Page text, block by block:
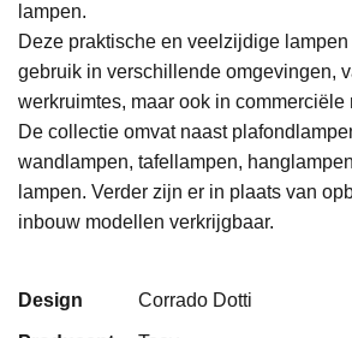
lampen.
Deze praktische en veelzijdige
gebruik in verschillende omgevingen,
werkruimtes, maar ook in commerciële
De collectie omvat naast
wandlampen, tafellampen,
lampen. Verder zijn er in plaats van
inbouw modellen verkrijgbaar.
Design Corrado Dotti